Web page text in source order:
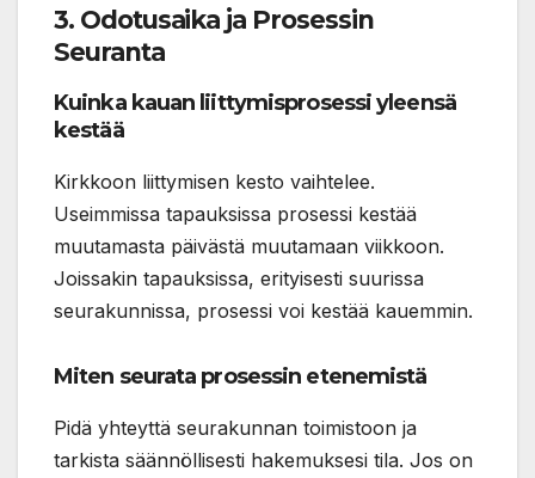
3. Odotusaika ja Prosessin
Seuranta
Kuinka kauan liittymisprosessi yleensä
kestää
Kirkkoon liittymisen kesto vaihtelee.
Useimmissa tapauksissa prosessi kestää
muutamasta päivästä muutamaan viikkoon.
Joissakin tapauksissa, erityisesti suurissa
seurakunnissa, prosessi voi kestää kauemmin.
Miten seurata prosessin etenemistä
Pidä yhteyttä seurakunnan toimistoon ja
tarkista säännöllisesti hakemuksesi tila. Jos on